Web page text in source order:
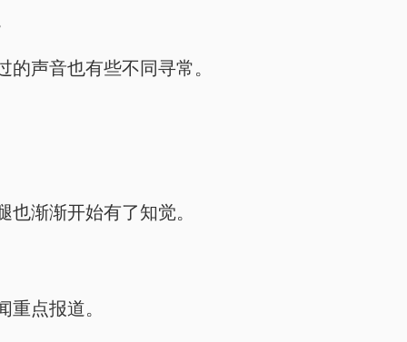
声音也有些不同寻常。
渐渐开始有了知觉。
点报道。